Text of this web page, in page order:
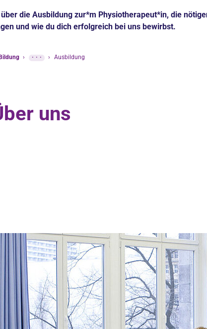
die Ausbildung zur*m Physiotherapeut*in, die
und wie du dich erfolgreich bei uns bewirbst.
› ··· › Ausbildung
uns